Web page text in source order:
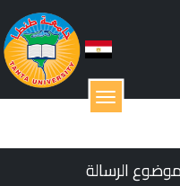
القائمة
الرسالة